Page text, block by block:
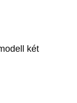
két